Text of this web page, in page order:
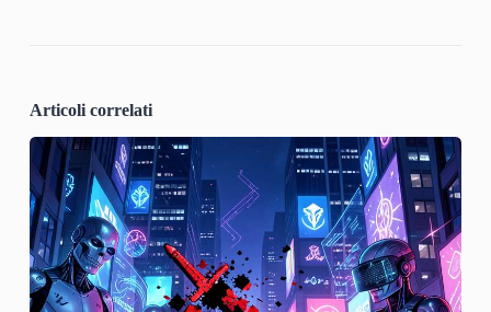
Articoli correlati